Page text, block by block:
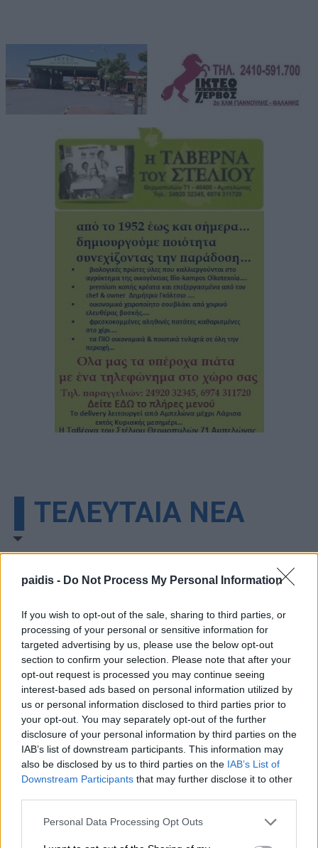
paidis - Do Not Process My Personal Information
If you wish to opt-out of the sale, sharing to third parties, or
processing of your personal or sensitive information for
targeted advertising by us, please use the below opt-out
section to confirm your selection. Please note that after your
opt-out request is processed you may continue seeing
interest-based ads based on personal information utilized by
us or personal information disclosed to third parties prior to
your opt-out. You may separately opt-out of the further
disclosure of your personal information by third parties on the
IAB’s list of downstream participants. This information may
also be disclosed by us to third parties on the IAB’s List of
Downstream Participants that may further disclose it to other
Personal Data Processing Opt Outs
▌ΤΕΛΕΥΤΑΙΑ ΝΕΑ